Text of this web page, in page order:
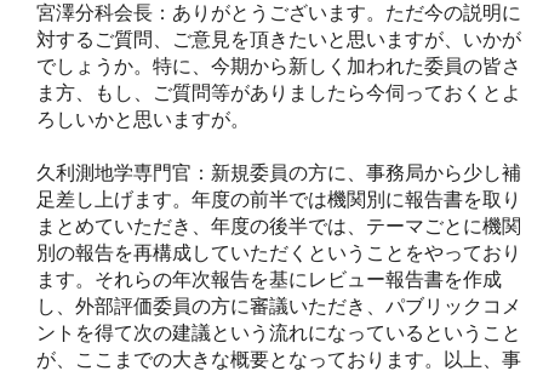
宮澤分科会長：ありがとうございます。ただ今の説明に
対するご質問、ご意見を頂きたいと思いますが、いかが
でしょうか。特に、今期から新しく加われた委員の皆さ
ま方、もし、ご質問等がありましたら今伺っておくとよ
ろしいかと思いますが。
久利測地学専門官：新規委員の方に、事務局から少し補
足差し上げます。年度の前半では機関別に報告書を取り
まとめていただき、年度の後半では、テーマごとに機関
別の報告を再構成していただくということをやっており
ます。それらの年次報告を基にレビュー報告書を作成
し、外部評価委員の方に審議いただき、パブリックコメ
ントを得て次の建議という流れになっているということ
が、ここまでの大きな概要となっております。以上、事